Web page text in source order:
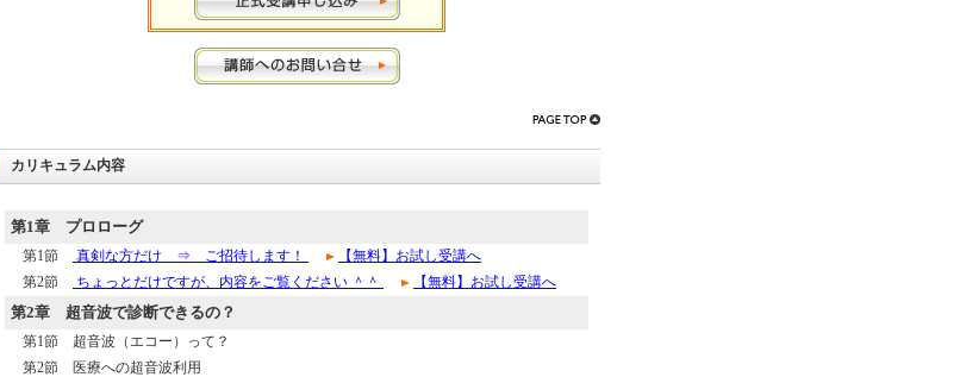
カリキュラム内容
第1章 プロローグ
第1節 真剣な方だけ ⇒ ご招待します！
【無料】お試し受講へ
第2節
ちょっとだけですが、内容をご覧ください ＾＾ 【無料】お試し受講へ
第2章 超音波で診断できるの？
第1節 超音波（エコー）って？
第2節 医療への超音波利用